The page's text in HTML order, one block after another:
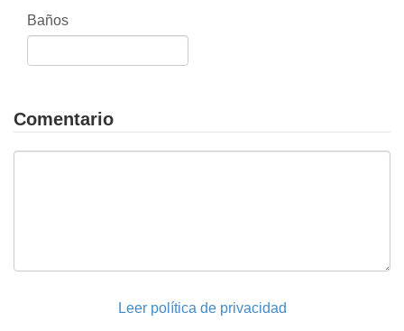
Baños
Comentario
Leer política de privacidad